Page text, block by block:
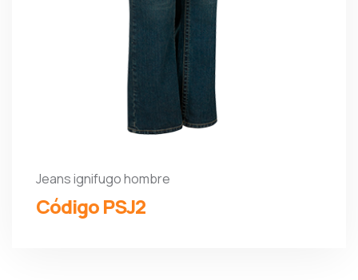
Jeans ignifugo hombre
Código PSJ2